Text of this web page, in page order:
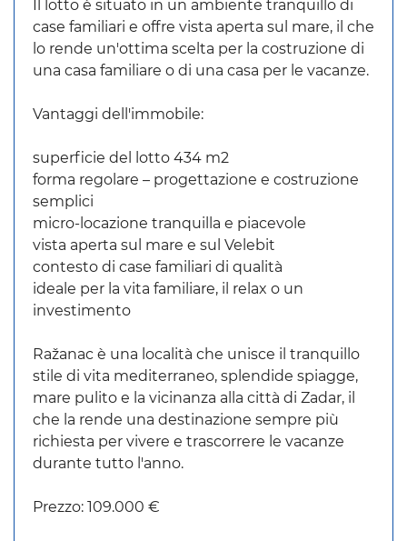
Il lotto è situato in un ambiente tranquillo di
case familiari e offre vista aperta sul mare, il che
lo rende un'ottima scelta per la costruzione di
una casa familiare o di una casa per le vacanze.
Vantaggi dell'immobile:
superficie del lotto 434 m2
forma regolare – progettazione e costruzione
semplici
micro-locazione tranquilla e piacevole
vista aperta sul mare e sul Velebit
contesto di case familiari di qualità
ideale per la vita familiare, il relax o un
investimento
Ražanac è una località che unisce il tranquillo
stile di vita mediterraneo, splendide spiagge,
mare pulito e la vicinanza alla città di Zadar, il
che la rende una destinazione sempre più
richiesta per vivere e trascorrere le vacanze
durante tutto l'anno.
Prezzo: 109.000 €